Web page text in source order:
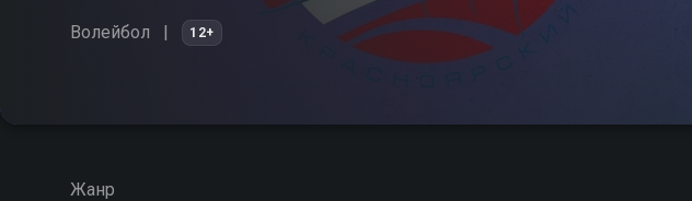
Волейбол 12+
Жанр